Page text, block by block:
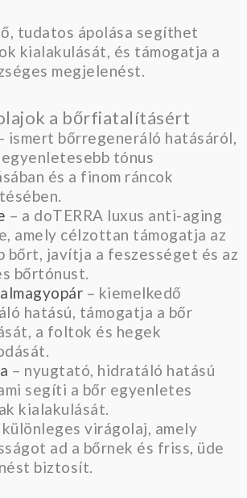
tudatos ápolása segíthet
kialakulását, és támogatja a
megjelenést.
a bőrfiatalításért
ismert bőrregeneráló hatásáról,
tónus
és a finom ráncok
– a doTERRA luxus anti-aging
amely célzottan támogatja az
bőrt, javítja a feszességet és az
bőrtónust.
– kiemelkedő
hatású, támogatja a bőr
a foltok és hegek
– nyugtató, hidratáló hatású
segíti a bőr egyenletes
kialakulását.
különleges virágolaj, amely
ad a bőrnek és friss, üde
biztosít.